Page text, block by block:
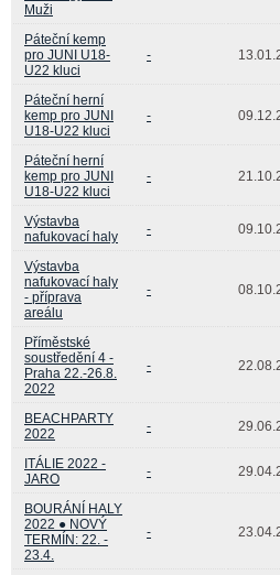
Muži
Páteční kemp
pro JUNI U18-
U22 kluci
-
Páteční herní
kemp pro JUNI
U18-U22 kluci
-
Páteční herní
kemp pro JUNI
U18-U22 kluci
-
Výstavba
nafukovací haly
-
Výstavba
nafukovací haly
- příprava
areálu
-
Příměstské
soustředění 4 -
Praha 22.-26.8.
2022
-
BEACHPARTY
2022
-
ITÁLIE 2022 -
JARO
-
BOURÁNÍ HALY
2022 ● NOVÝ
TERMÍN: 22. -
23.4.
-